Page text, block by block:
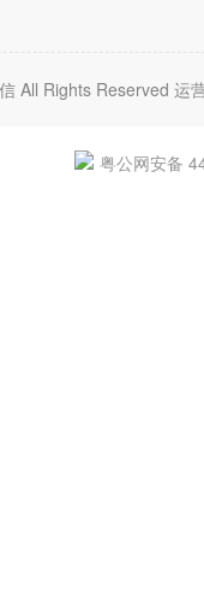
All Rights Reserved 运
粤公网安备